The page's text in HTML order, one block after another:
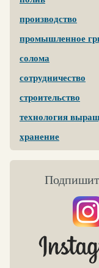
производство
промышленное
солома
сотрудничество
строительство
технология
хранение